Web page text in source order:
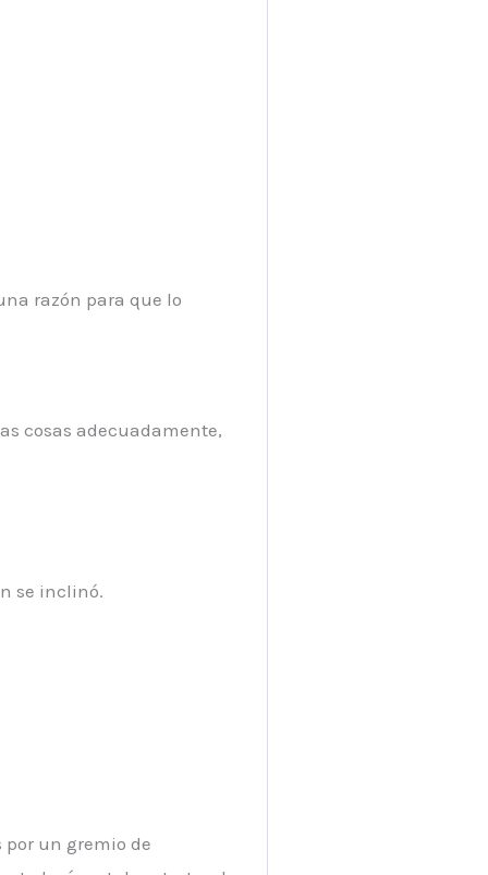
razón para que lo
cosas adecuadamente,
se inclinó.
por un gremio de